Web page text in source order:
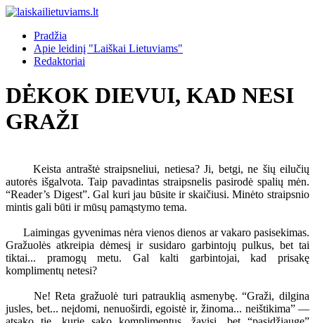
Pradžia
Apie leidinį "Laiškai Lietuviams"
Redaktoriai
DĖKOK DIEVUI, KAD NESI
GRAŽI
Keista antraštė straipsneliui, netiesa? Ji, betgi, ne šių eilučių
autorės išgalvota. Taip pavadintas straipsnelis pasirodė spalių mėn.
“Reader’s Digest”. Gal kuri jau būsite ir skaičiusi. Minėto straipsnio
mintis gali būti ir mūsų pamąstymo tema.
Laimingas gyvenimas nėra vienos dienos ar vakaro pasisekimas.
Gražuolės atkreipia dėmesį ir susidaro garbintojų pulkus, bet tai
tiktai... pramogų metu. Gal kalti garbintojai, kad prisakę
komplimentų netesi?
Ne! Reta gražuolė turi patrauklią asmenybę. “Graži, dilgina
jusles, bet... neįdomi, nenuoširdi, egoistė ir, žinoma... neištikima” —